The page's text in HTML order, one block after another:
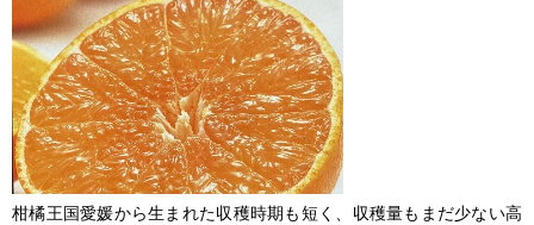
柑橘王国愛媛から生まれた収穫時期も短く、収穫量もまだ少ない高